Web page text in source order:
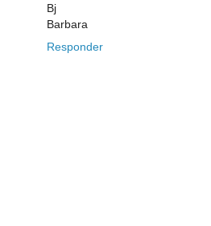
Bj
Barbara
Responder